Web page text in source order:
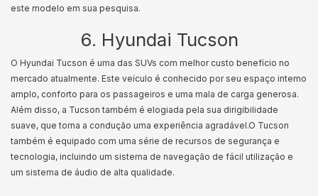
este modelo em sua pesquisa.
6. Hyundai Tucson
O Hyundai Tucson é uma das SUVs com melhor custo benefício no
mercado atualmente. Este veículo é conhecido por seu espaço interno
amplo, conforto para os passageiros e uma mala de carga generosa.
Além disso, a Tucson também é elogiada pela sua dirigibilidade
suave, que torna a condução uma experiência agradável.O Tucson
também é equipado com uma série de recursos de segurança e
tecnologia, incluindo um sistema de navegação de fácil utilização e
um sistema de áudio de alta qualidade.